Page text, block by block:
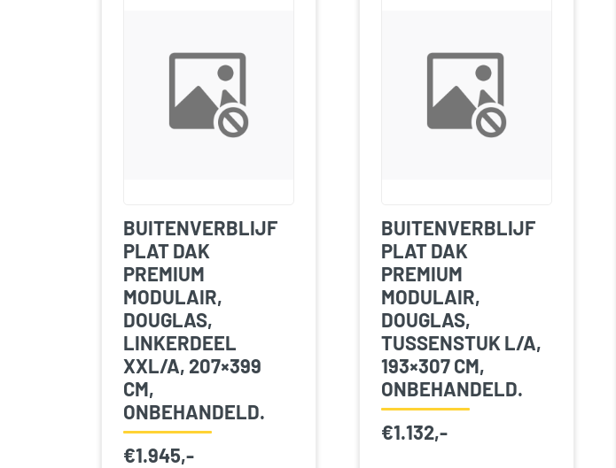
BUITENVERBLIJF
PLAT DAK
PREMIUM
MODULAIR,
DOUGLAS,
LINKERDEEL
XXL/A, 207×399
CM,
ONBEHANDELD.
€1.945,-
BUITENVERBLIJF
PLAT DAK
PREMIUM
MODULAIR,
DOUGLAS,
TUSSENSTUK L/A,
193×307 CM,
ONBEHANDELD.
€1.132,-